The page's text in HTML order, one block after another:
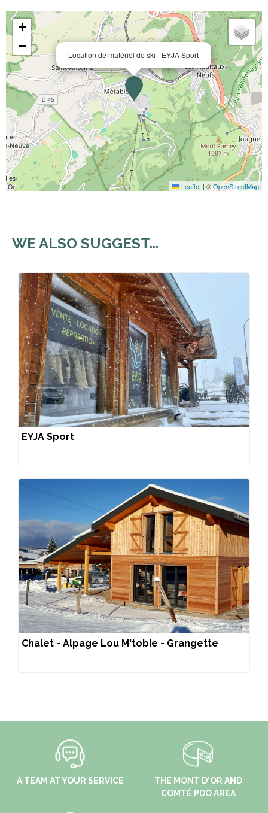
Location de matériel de ski - EYJA Sport
+
−
Leaflet | ©OpenStreetMap
WE ALSO SUGGEST...
EYJA Sport
Chalet - Alpage Lou M'tobie - Grangette
A TEAM AT YOUR SERVICE
THE MONT D'OR AND
COMTÉ PDO AREA